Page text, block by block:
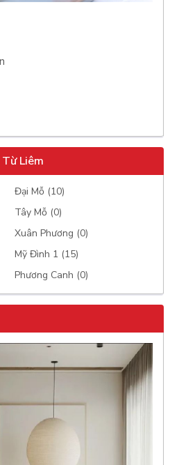
Liêm
Đại Mỗ (10)
Tây Mỗ (0)
Xuân Phương (0)
Mỹ Đình 1 (15)
Phương Canh (0)